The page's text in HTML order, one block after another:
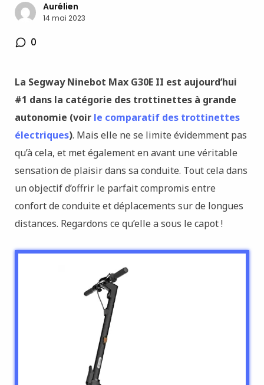
Aurélien
14 mai 2023
0
La Segway Ninebot Max G30E II est aujourd’hui
#1 dans la catégorie des trottinettes à grande
autonomie (voir le comparatif des trottinettes
électriques). Mais elle ne se limite évidemment pas
qu’à cela, et met également en avant une véritable
sensation de plaisir dans sa conduite. Tout cela dans
un objectif d’offrir le parfait compromis entre
confort de conduite et déplacements sur de longues
distances. Regardons ce qu’elle a sous le capot !